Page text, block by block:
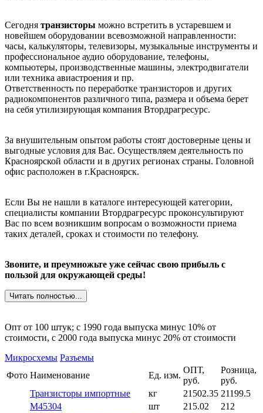
Сегодня транзисторы можно встретить в устаревшем и
новейшем оборудовании всевозможной направленности:
часы, калькуляторы, телевизоры, музыкальные инструменты и
профессиональное аудио оборудование, телефоны,
компьютеры, производственные машины, электродвигатели
или техника авиастроения и пр.
Ответственность по переработке транзисторов и других
радиокомпонентов различного типа, размера и объема берет
на себя утилизирующая компания Втордрагресурс.
За внушительным опытом работы стоят достоверные цены и
выгодные условия для Вас. Осуществляем деятельность по
Красноярской области и в других регионах страны. Головной
офис расположен в г.Красноярск.
Если Вы не нашли в каталоге интересующей категории,
специалисты компании Втордрагресурс проконсультируют
Вас по всем возникшим вопросам о возможности приема
таких деталей, сроках и стоимости по телефону.
Звоните, и преумножьте уже сейчас свою прибыль с
пользой для окружающей среды!
Читать полностью...
Опт от 100 штук; c 1990 года выпуска минус 10% от
стоимости, c 2000 года выпуска минус 20% от стоимости
Микросхемы Разъемы
Фото Наименование Ед. изм.
ОПТ,
руб.
Розница,
руб.
Транзисторы импортные
кг 21502.35 21199.5
М45304
шт 215.02
212